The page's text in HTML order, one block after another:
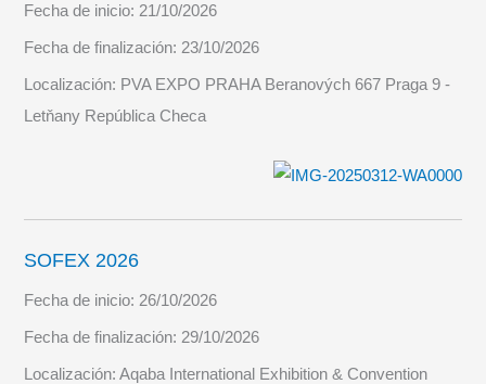
Fecha de inicio: 21/10/2026
Fecha de finalización: 23/10/2026
Localización: PVA EXPO PRAHA Beranových 667 Praga 9 -
Letňany República Checa
SOFEX 2026
Fecha de inicio: 26/10/2026
Fecha de finalización: 29/10/2026
Localización:Aqaba International Exhibition & Convention